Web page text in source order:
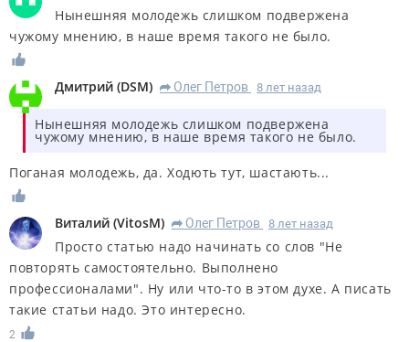
Нынешняя молодежь слишком подвержена
чужому мнению, в наше время такого не было.
Дмитрий (DSM) R Олег Петров 8 лет назад
Нынешняя молодежь слишком подвержена
чужому мнению, в наше время такого не было.
Поганая молодежь, да. Ходють тут, шастають...
Виталий (VitosM) R Олег Петров 8 лет назад
Просто статью надо начинать со слов "Не
повторять самостоятельно. Выполнено
профессионалами". Ну или что-то в этом духе. А писать
такие статьи надо. Это интересно.
2